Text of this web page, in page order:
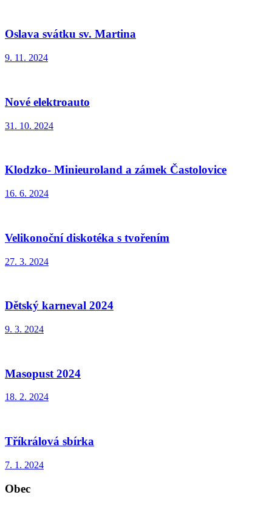
Oslava svátku sv. Martina
9. 11. 2024
Nové elektroauto
31. 10. 2024
Klodzko- Minieuroland a zámek Častolovice
16. 6. 2024
Velikonoční diskotéka s tvořením
27. 3. 2024
Dětský karneval 2024
9. 3. 2024
Masopust 2024
18. 2. 2024
Tříkrálová sbírka
7. 1. 2024
Obec